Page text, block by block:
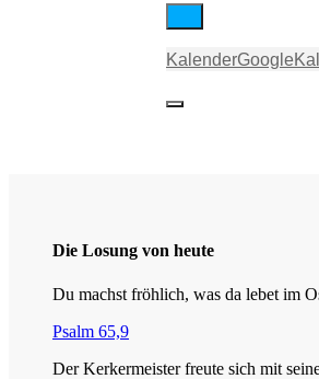
Kalender
Die Losung von heute
Du machst fröhlich, was da lebet im
Psalm 65,9
Der Kerkermeister freute sich mit